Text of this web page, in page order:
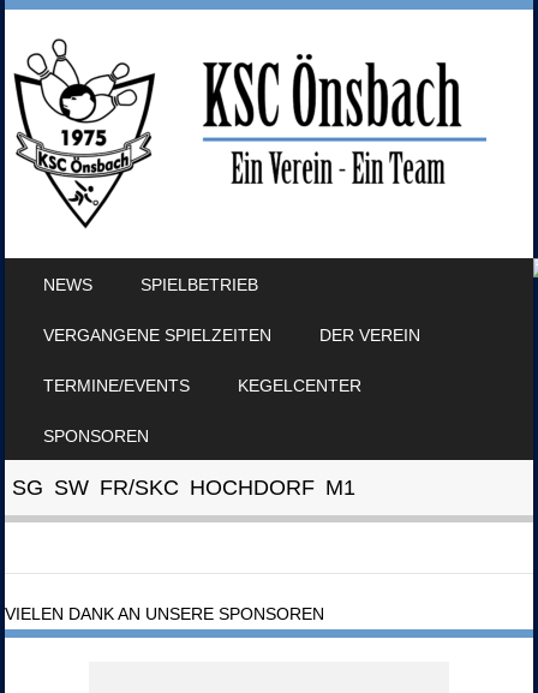
NEWS SPIELBETRIEB
VERGANGENE SPIELZEITEN DER VEREIN
TERMINE/EVENTS KEGELCENTER
SPONSOREN
SG SW FR/SKC HOCHDORF M1
VIELEN DANK AN UNSERE SPONSOREN